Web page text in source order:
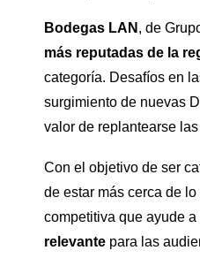
Bodegas LAN , de
más reputadas de la
categoría. Desafíos en
surgimiento de nuevas
valor de replantearse
Con el objetivo de ser
de estar más cerca de
competitiva que ayude a
relevante para las